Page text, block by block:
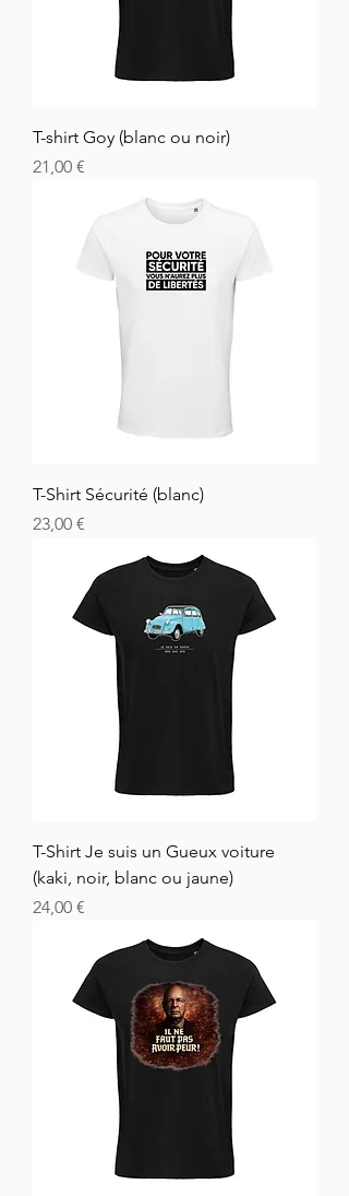
T-shirt Goy (blanc ou noir)
Cena
21,00 €
T-Shirt Sécurité (blanc)
Cena
23,00 €
T-Shirt Je suis un Gueux voiture
(kaki, noir, blanc ou jaune)
Cena
24,00 €